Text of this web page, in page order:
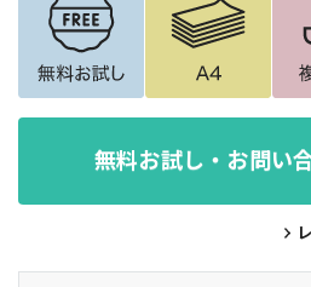
無料お試し・お問い